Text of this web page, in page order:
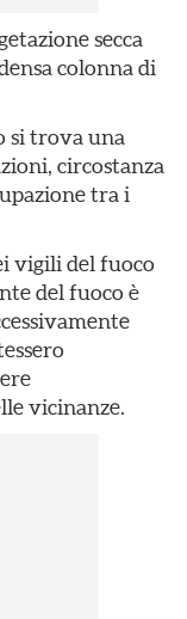
secca
colonna di
si trova una
circostanza
tra i
vigili del fuoco
del fuoco è
vicinanze.